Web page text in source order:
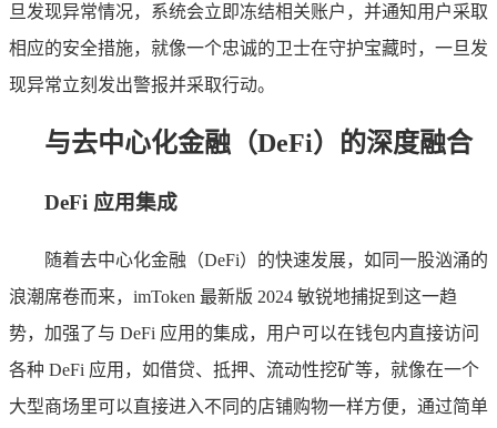
旦发现异常情况，系统会立即冻结相关账户，并通知用户采取
相应的安全措施，就像一个忠诚的卫士在守护宝藏时，一旦发
现异常立刻发出警报并采取行动。
与去中心化金融（DeFi）的深度融合
DeFi 应用集成
随着去中心化金融（DeFi）的快速发展，如同一股汹涌的
浪潮席卷而来，imToken 最新版 2024 敏锐地捕捉到这一趋
势，加强了与 DeFi 应用的集成，用户可以在钱包内直接访问
各种 DeFi 应用，如借贷、抵押、流动性挖矿等，就像在一个
大型商场里可以直接进入不同的店铺购物一样方便，通过简单